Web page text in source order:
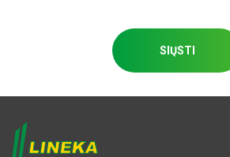
SIŲSTI